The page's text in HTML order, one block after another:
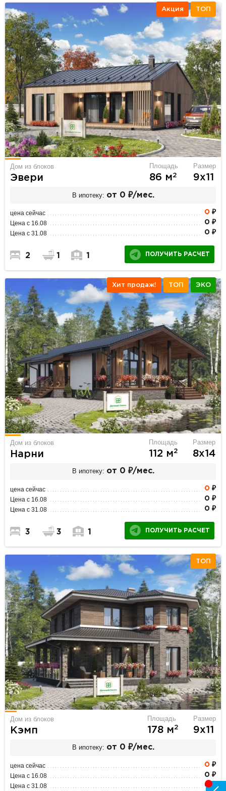
Акция ТОП
Дом из блоков
Эвери
Площадь
86 м2
Размер
9х11
В ипотеку: от 0 ₽/мес.
цена сейчас 0 ₽
Цена с 16.08 0 ₽
Цена с 31.08 0 ₽
2 1 1 ПОЛУЧИТЬ РАСЧЕТ
Хит продаж! ТОП ЭКО
Дом из блоков
Нарни
Площадь
112 м2
Размер
8х14
В ипотеку: от 0 ₽/мес.
цена сейчас 0 ₽
Цена с 16.08 0 ₽
Цена с 31.08 0 ₽
3 3 1 ПОЛУЧИТЬ РАСЧЕТ
ТОП
Дом из блоков
Кэмп
Площадь
178 м2
Размер
9х11
В ипотеку: от 0 ₽/мес.
цена сейчас 0 ₽
Цена с 16.08 0 ₽
Цена с 31.08 0 ₽